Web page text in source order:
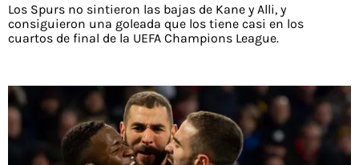
Los Spurs no sintieron las bajas de Kane y Alli, y
consiguieron una goleada que los tiene casi en los
cuartos de final de la UEFA Champions League.